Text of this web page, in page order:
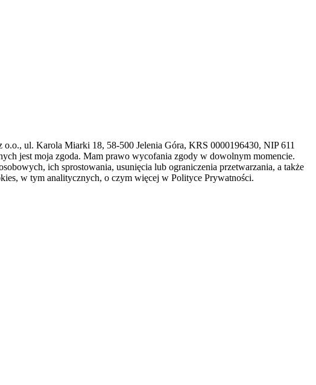
ul. Karola Miarki 18, 58-500 Jelenia Góra, KRS 0000196430, NIP 611
jest moja zgoda. Mam prawo wycofania zgody w dowolnym momencie.
ich sprostowania, usunięcia lub ograniczenia przetwarzania, a także
w tym analitycznych, o czym więcej w Polityce Prywatności.